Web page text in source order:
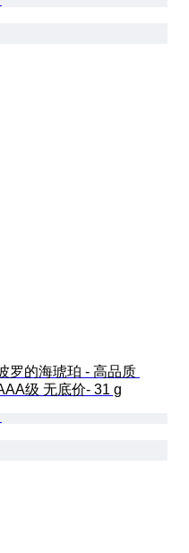
罗的海琥珀 - 高品质
级 无底价- 31 g